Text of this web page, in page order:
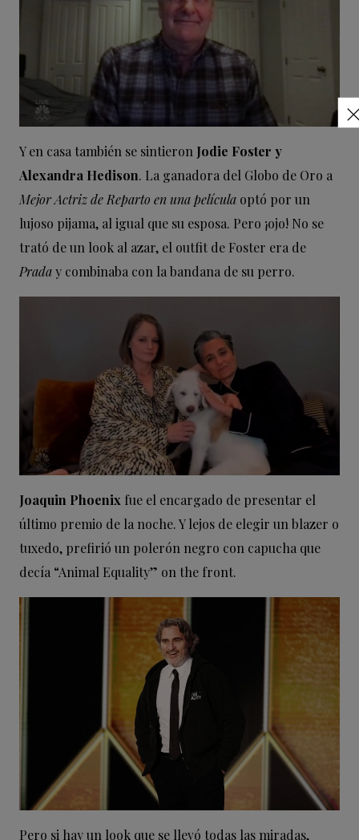
Y en casa también se sintieron Jodie Foster y
Alexandra Hedison. La ganadora del Globo de Oro a
Mejor Actriz de Reparto en una película optó por un
lujoso pijama, al igual que su esposa. Pero ¡ojo! No se
trató de un look al azar, el outfit de Foster era de
Praday combinaba con la bandana de su perro.
Joaquin Phoenix fue el encargado de presentar el
último premio de la noche. Y lejos de elegir un blazer o
tuxedo, prefirió un polerón negro con capucha que
decía “Animal Equality” on the front.
Pero si hay un look que se llevó todas las miradas,